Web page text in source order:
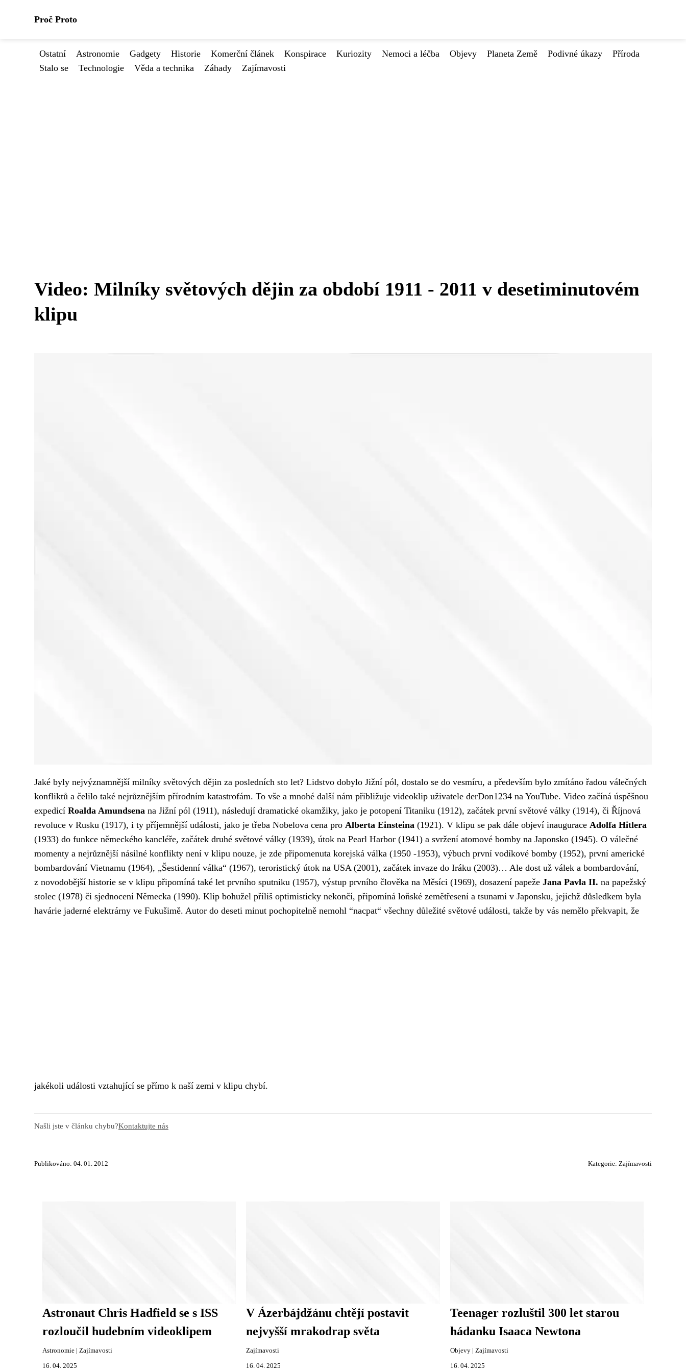
Proč Proto
Ostatní Astronomie Gadgety Historie Komerční článek Konspirace Kuriozity Nemoci a léčba Objevy Planeta Země Podivné úkazy
Příroda
Stalo se
Technologie Věda a technika Záhady Zajímavosti
Video: Milníky světových dějin za období 1911 - 2011 v desetiminutovém
klipu
Jaké byly nejvýznamnější milníky světových dějin za posledních sto let? Lidstvo dobylo Jižní pól, dostalo se do vesmíru, a především bylo zmítáno řadou válečných
konfliktů a čelilo také nejrůznějším přírodním katastrofám. To vše a mnohé další nám přibližuje videoklip uživatele derDon1234 na YouTube. Video začíná úspěšnou
expedicí Roalda Amundsena na Jižní pól (1911), následují dramatické okamžiky, jako je potopení Titaniku (1912), začátek první světové války (1914), či Říjnová
revoluce v Rusku (1917), i ty příjemnější události, jako je třeba Nobelova cena pro Alberta Einsteina (1921). V klipu se pak dále objeví inaugurace Adolfa Hitlera
(1933) do funkce německého kancléře, začátek druhé světové války (1939), útok na Pearl Harbor (1941) a svržení atomové bomby na Japonsko (1945). O válečné
momenty a nejrůznější násilné konflikty není v klipu nouze, je zde připomenuta korejská válka (1950 -1953), výbuch první vodíkové bomby (1952), první americké
bombardování Vietnamu (1964), „Šestidenní válka“ (1967), teroristický útok na USA (2001), začátek invaze do Iráku (2003)… Ale dost už válek a bombardování,
z novodobější historie se v klipu připomíná také let prvního sputniku (1957), výstup prvního člověka na Měsíci (1969), dosazení papeže Jana Pavla II. na papežský
stolec (1978) či sjednocení Německa (1990). Klip bohužel příliš optimisticky nekončí, připomíná loňské zemětřesení a tsunami v Japonsku, jejichž důsledkem byla
havárie jaderné elektrárny ve Fukušimě. Autor do deseti minut pochopitelně nemohl “nacpat“ všechny důležité světové události, takže by vás nemělo překvapit, že
jakékoli události vztahující se přímo k naší zemi v klipu chybí.
Našli jste v článku chybu?Kontaktujte nás
Publikováno: 04. 01. 2012 Kategorie: Zajímavosti
Astronaut Chris Hadfield se s ISS
rozloučil hudebním videoklipem
Astronomie | Zajímavosti
16. 04. 2025
V Ázerbájdžánu chtějí postavit
nejvyšší mrakodrap světa
Zajímavosti
16. 04. 2025
Teenager rozluštil 300 let starou
hádanku Isaaca Newtona
Objevy| Zajímavosti
16. 04. 2025